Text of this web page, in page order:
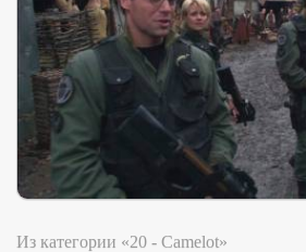
Из категории «20 - Camelot»